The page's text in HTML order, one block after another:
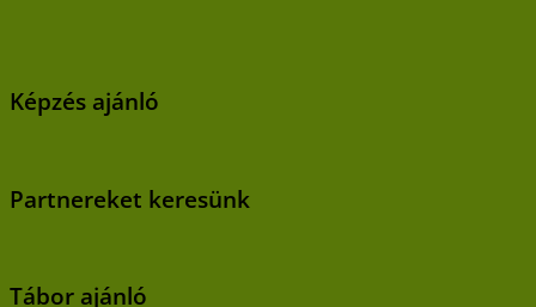
Képzés ajánló
Partnereket keresünk
Tábor ajánló